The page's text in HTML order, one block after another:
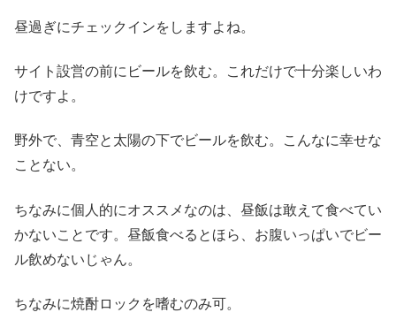
昼過ぎにチェックインをしますよね。
サイト設営の前にビールを飲む。これだけで十分楽しいわ
けですよ。
野外で、青空と太陽の下でビールを飲む。こんなに幸せな
ことない。
ちなみに個人的にオススメなのは、昼飯は敢えて食べてい
かないことです。昼飯食べるとほら、お腹いっぱいでビー
ル飲めないじゃん。
ちなみに焼酎ロックを嗜むのみ可。